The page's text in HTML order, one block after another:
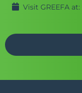
Visit GREEFA at: